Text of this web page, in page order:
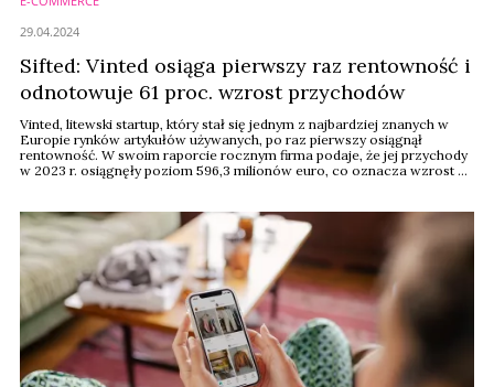
Sifted: Vinted osiąga pierwszy raz rentowność i
odnotowuje 61 proc. wzrost przychodów
Vinted, litewski startup, który stał się jednym z najbardziej znanych w
Europie rynków artykułów używanych, po raz pierwszy osiągnął
rentowność. W swoim raporcie rocznym firma podaje, że jej przychody
w 2023 r. osiągnęły poziom 596,3 milionów euro, co oznacza wzrost o
20,4 milionów euro ...
29.04.2024